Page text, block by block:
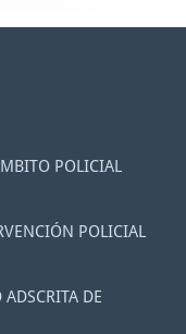
POLICIAL
POLICIAL
DE